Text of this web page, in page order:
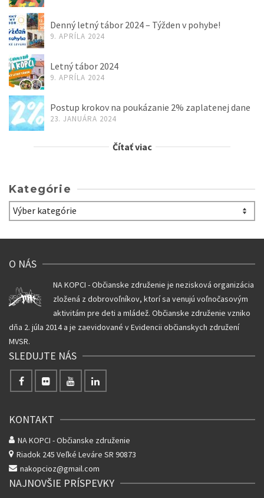
Denný letný tábor 2024 – Týžden v pohybe!
9. APRÍLA 2024
Letný tábor 2024
9. APRÍLA 2024
Postup krokov na poukázanie 2% zaplatenej dane
23. JANUÁRA 2024
Čítať viac
Kategórie
Kategórie
O NÁS
NA KOPCI - Občianske združenie je nezisková organizácia
zložená z dobrovoľníkov, ktorí sa venujú voľnočasovým
aktivitám pre deti a mládež. Občianske združenie vzniko
dňa 2. júla 2014 a je zaevidované v Evidencii občianskych združení
MVSR.
SLEDUJTE NÁS
KONTAKT
NA KOPCI - Občianske združenie
Riadok 245 Veľké Leváre SR 90873
nakopcioz@gmail.com
NAJNOVŠIE PRÍSPEVKY